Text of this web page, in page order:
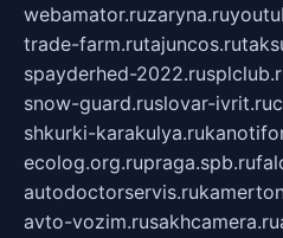
webamator.ruzaryna.ru
trade-farm.rutajuncos.ru
spayderhed-2022.ru
snow-guard.ruslovar-ivrit.ru
shkurki-karakulya.ru
ecolog.org.rupraga.spb.ru
autodoctorservis.ru
avto-vozim.rusakhcamera.ru